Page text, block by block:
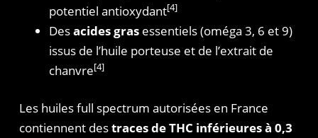
potentiel antioxydant[4]
Desacides gras essentiels (oméga 3, 6 et 9)
issus de l’huile porteuse et de l’extrait de
chanvre[4]
Les huiles full spectrum autorisées en France
contiennent destraces de THC inférieures à 0,3